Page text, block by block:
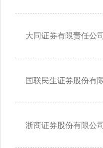
大同证券有限责任公司
国联民生证券股份有
浙商证券股份有限公司